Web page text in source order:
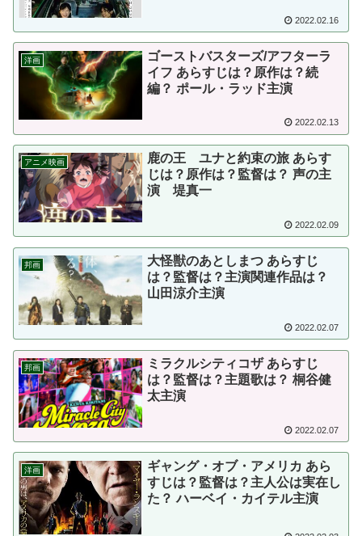
2022.02.16
洋画
ゴーストバスターズ/アフターラ
イフ あらすじは？原作は？続
編？ ポール・ラッド主演
2022.02.13
アニメ映画
鹿の王 ユナと約束の旅 あらす
じは？原作は？監督は？ 声の主
演 堤真一
2022.02.09
邦画
大怪獣のあとしまつ あらすじ
は？監督は？主演関連作品は？
山田涼介主演
2022.02.07
邦画
ミラクルシティコザ あらすじ
は？監督は？主題歌は？ 桐谷健
太主演
2022.02.07
洋画
ギャング・オブ・アメリカ あら
すじは？監督は？主人公は実在し
た？ ハーベイ・カイテル主演